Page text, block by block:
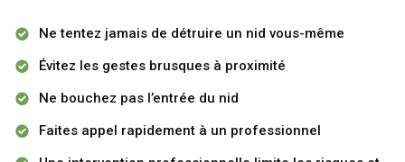
Ne tentez jamais de détruire un nid vous-même
Évitez les gestes brusques à proximité
Ne bouchez pas l’entrée du nid
Faites appel rapidement à un professionnel